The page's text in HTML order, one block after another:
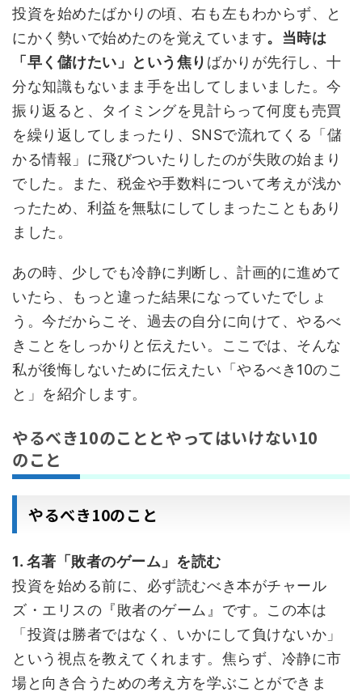
投資を始めたばかりの頃、右も左もわからず、と
にかく勢いで始めたのを覚えています。当時は
「早く儲けたい」という焦り ばかりが先行し、十
分な知識もないまま手を出してしまいました。今
振り返ると、タイミングを見計らって何度も売買
を繰り返してしまったり、SNSで流れてくる「儲
かる情報」に飛びついたりしたのが失敗の始まり
でした。また、税金や手数料について考えが浅か
ったため、利益を無駄にしてしまったこともあり
ました。
あの時、少しでも冷静に判断し、計画的に進めて
いたら、もっと違った結果になっていたでしょ
う。今だからこそ、過去の自分に向けて、やるべ
きことをしっかりと伝えたい。ここでは、そんな
私が後悔しないために伝えたい「やるべき10のこ
と」を紹介します。
やるべき10のこととやってはいけない10
のこと
やるべき10のこと
1. 名著「敗者のゲーム」を読む
投資を始める前に、必ず読むべき本がチャール
ズ・エリスの『敗者のゲーム』です。この本は
「投資は勝者ではなく、いかにして負けないか」
という視点を教えてくれます。焦らず、冷静に市
場と向き合うための考え方を学ぶことができま